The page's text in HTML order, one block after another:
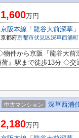
1,600万円
京阪本線 「 龍谷大前深草
京都府京都市伏見区深草西浦町
件から京阪『龍谷大前
』駅まで徒歩13分 ◇交
中古マンション 深草西浦
2,180万円